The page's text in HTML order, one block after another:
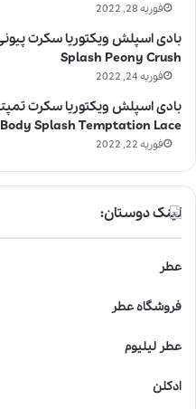
فوریه 28, 2022
Splash Peony Crush
فوریه 24, 2022
Body Splash Temptation Lace
فوریه 22, 2022
لینک دوستان:
عطر
فروشگاه عطر
عطر لیلیوم
ادکلن